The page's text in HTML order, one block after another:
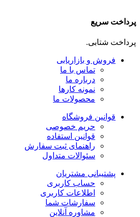
پرداخت سریع
پرداخت شتابی.
فروش و بازاریابی
تماس با ما
درباره ما
نمونه کارها
محصولات ما
قوانین فروشگاه
حریم خصوصی
قوانین استفاده
راهنمای ثبت سفارش
سئوالات متداول
پشتیبانی مشتریان
حساب کاربری
اطلاعات کاربری
سفارشات شما
مشاوره آنلاین